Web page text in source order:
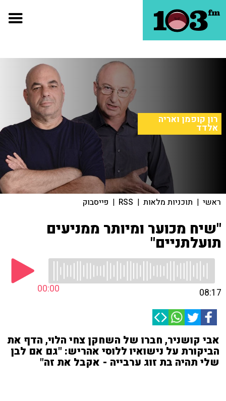
רון קופמן ואריה
אלדד
ראשי | תוכניות מלאות |
RSS
| פייסבוק
"שיח מכוער ומיותר ממניעים
תועלתניים"
00:00 08:17
אבי קושניר, חברו של השחקן צחי הלוי, הדף את
הביקורת על נישואיו ללוסי אהריש: "גם אם לבן
שלי תהיה בת זוג ערבייה - אקבל את זה"